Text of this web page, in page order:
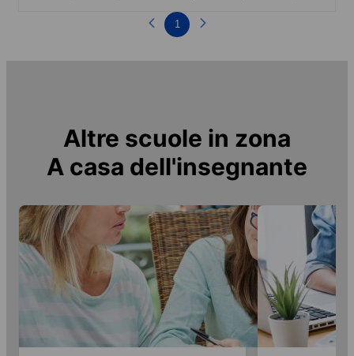
1
Altre scuole in zona
A casa dell'insegnante